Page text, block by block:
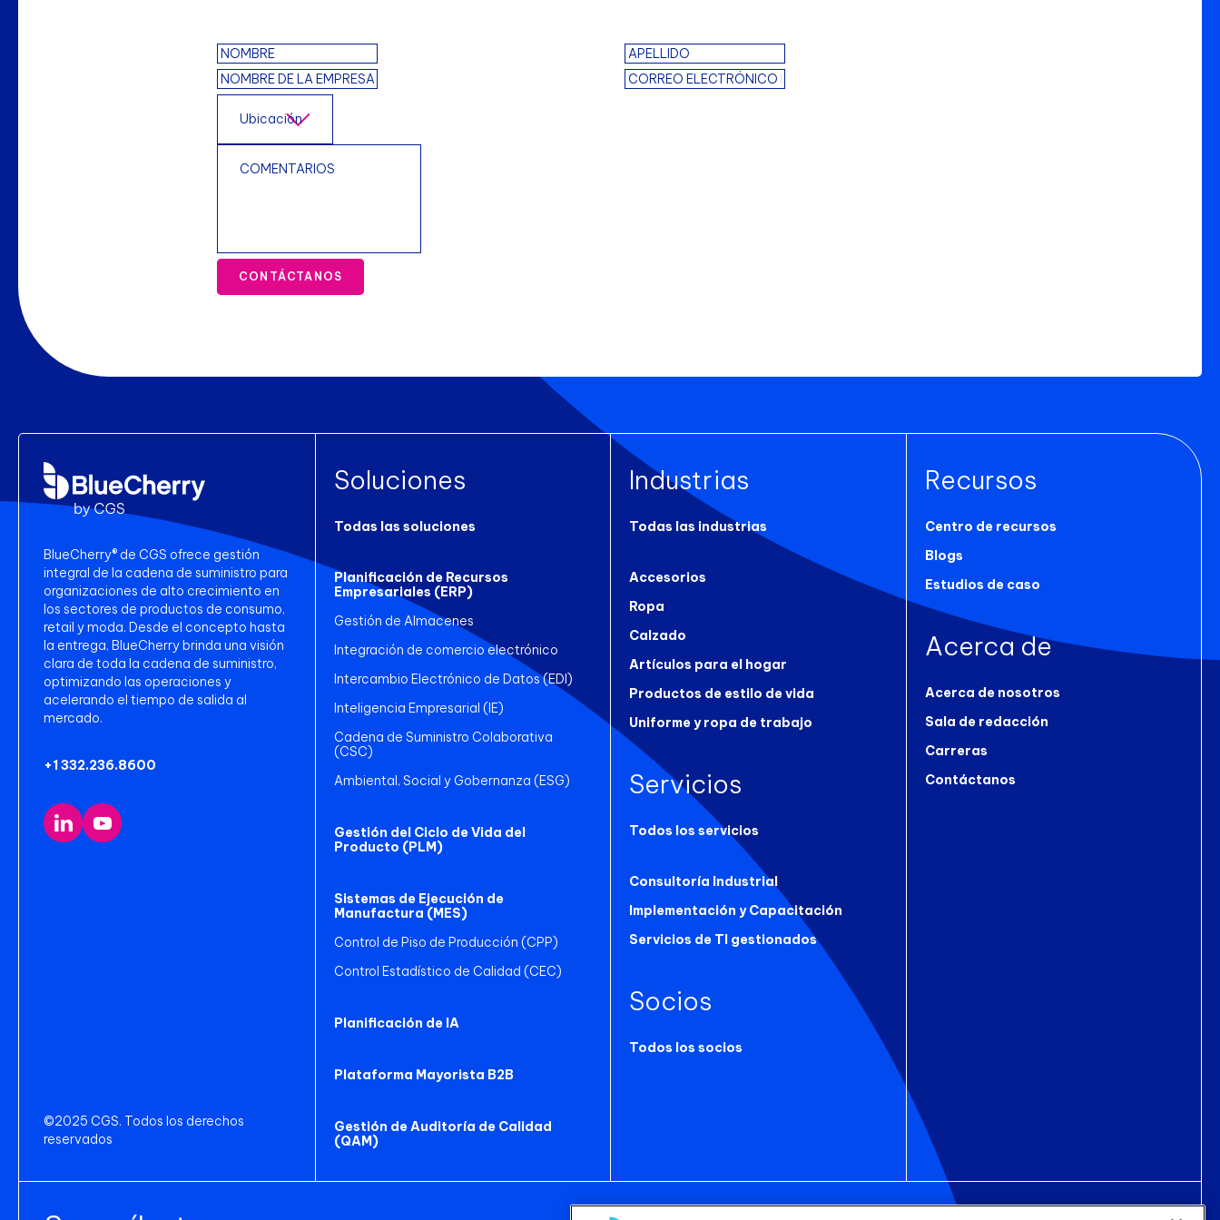
CONTÁCTANOS
BlueCherry® de CGS ofrece gestión
integral de la cadena de suministro para
organizaciones de alto crecimiento en
los sectores de productos de consumo,
retail y moda. Desde el concepto hasta
la entrega, BlueCherry brinda una visión
clara de toda la cadena de suministro,
optimizando las operaciones y
acelerando el tiempo de salida al
mercado.
+1 332.236.8600
©2025 CGS. Todos los derechos
reservados
Soluciones
Todas las soluciones
Planificación de Recursos
Empresariales (ERP)
Gestión de Almacenes
Integración de comercio electrónico
Intercambio Electrónico de Datos (EDI)
Inteligencia Empresarial (IE)
Cadena de Suministro Colaborativa
(CSC)
Ambiental, Social y Gobernanza (ESG)
Gestión del Ciclo de Vida del
Producto (PLM)
Sistemas de Ejecución de
Manufactura (MES)
Control de Piso de Producción (CPP)
Control Estadístico de Calidad (CEC)
Planificación de IA
Plataforma Mayorista B2B
Gestión de Auditoría de Calidad
(QAM)
Industrias
Todas las industrias
Accesorios
Ropa
Calzado
Artículos para el hogar
Productos de estilo de vida
Uniforme y ropa de trabajo
Servicios
Todos los servicios
Consultoría Industrial
Implementación y Capacitación
Servicios de TI gestionados
Socios
Todos los socios
Recursos
Centro de recursos
Blogs
Estudios de caso
Acerca de
Acerca de nosotros
Sala de redacción
Carreras
Contáctanos